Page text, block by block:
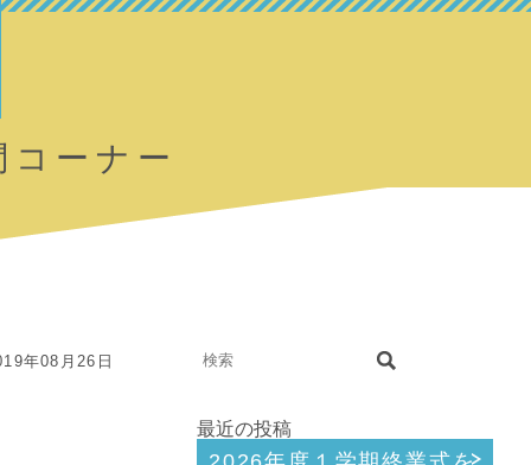
ーナー
年08月26日
最近の投稿